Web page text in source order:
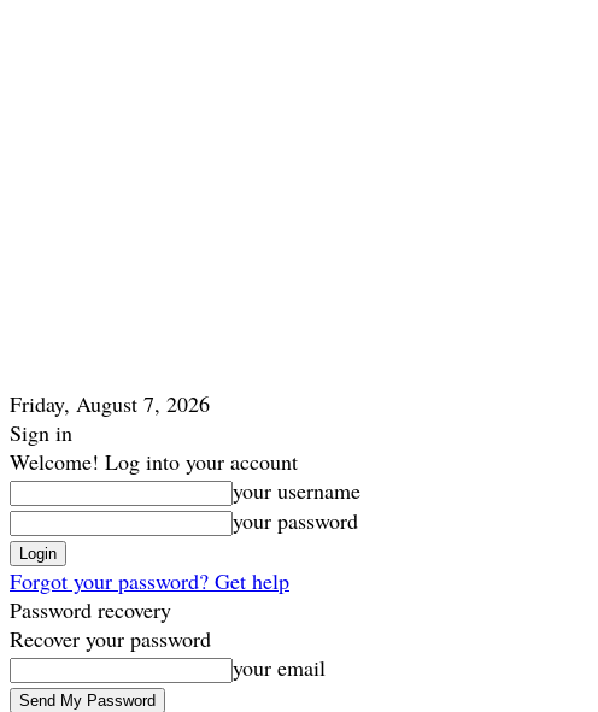
Friday, August 7, 2026
Sign in
Welcome! Log into your account
your username
your password
Forgot your password? Get help
Password recovery
Recover your password
your email